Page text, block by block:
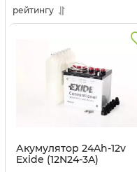
рейтингу
Акумулятор 24Ah-12v
Exide (12N24-3A)